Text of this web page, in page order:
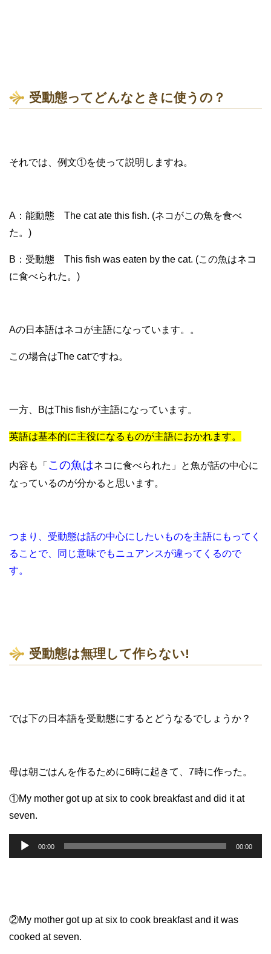
受動態ってどんなときに使うの？
それでは、例文①を使って説明しますね。
A：能動態 The cat ate this fish. (ネコがこの魚を食べ
た。)
B：受動態 This fish was eaten by the cat. (この魚はネコ
に食べられた。)
Aの日本語はネコが主語になっています。。
この場合はThe catですね。
一方、BはThis fishが主語になっています。
英語は基本的に主役になるものが主語におかれます。
内容も「 この魚はネコに食べられた」と魚が話の中心に
なっているのが分かると思います。
つまり、受動態は話の中心にしたいものを主語にもってく
ることで、同じ意味でもニュアンスが違ってくるので
す。
受動態は無理して作らない!
では下の日本語を受動態にするとどうなるでしょうか？
母は朝ごはんを作るために6時に起きて、7時に作った。
①My mother got up at six to cook breakfast and did it at
seven.
声
ヤ
ー
00:00 00:00
②My mother got up at six to cook breakfast and it was
cooked at seven.